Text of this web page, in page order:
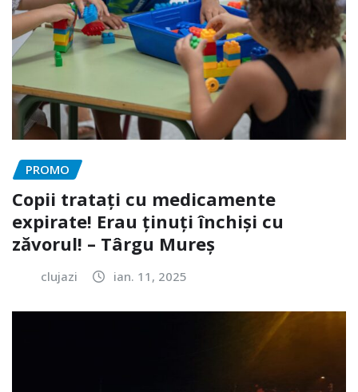
PROMO
Copii tratați cu medicamente
expirate! Erau ținuți închiși cu
zăvorul! – Târgu Mureș
clujazi ian. 11, 2025